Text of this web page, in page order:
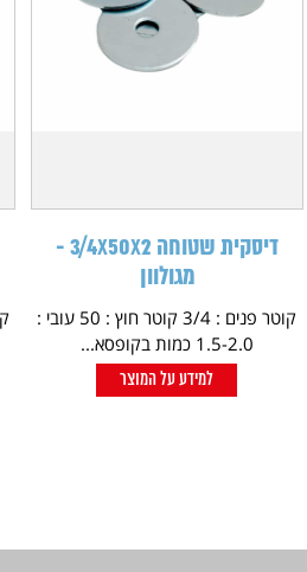
דיסקית שטוחה 3/4X50X2 -
מגולוון
קוטר פנים : 3/4 קוטר חוץ : 50 עובי :
1.5-2.0 כמות בקופסא...
למידע על המוצר